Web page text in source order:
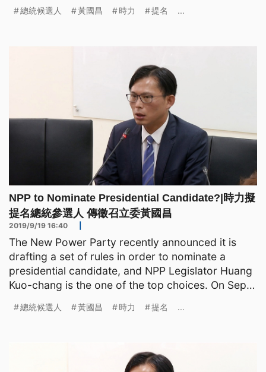
總統候選人 黃國昌 時力 提名 ...
NPP to Nominate Presidential Candidate?|時力擬
提名總統參選人 傳徵召立委黃國昌
2019/9/19 16:40
The New Power Party recently announced it is
drafting a set of rules in order to nominate a
presidential candidate, and NPP Legislator Huang
Kuo-chang is the one of the top choices. On Sept.
總統候選人 黃國昌 時力 提名 ...